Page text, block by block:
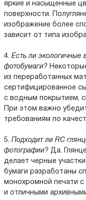
яркие и насыщенные
поверхности.
изображение более
зависит от типа
4. Есть ли экологичные
фотобумаги?
из переработанных
сертифицированное
с водным покрытием,
При этом важно
требованиям по
5. Подходит ли RC
фотографии? Да.
делает черные
бумаги разработаны
монохромной печати
и отличными